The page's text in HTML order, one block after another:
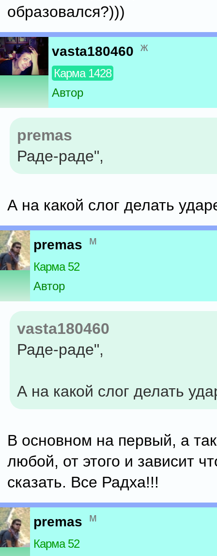
образовался?)))
vasta180460 ж
Карма 1428
Автор
premas
Раде-раде",
А на какой слог делать
premas м
Карма 52
Автор
vasta180460
Раде-раде",
А на какой слог делать
В основном на первый, а
любой, от этого и зависит
сказать. Все Радха!!!
premas м
Карма 52